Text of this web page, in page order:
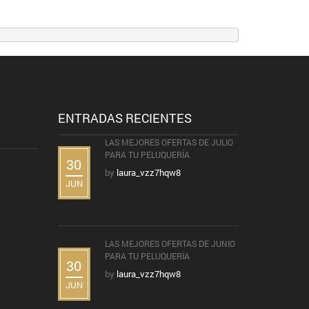
ENTRADAS RECIENTES
30
JUN
LAS MEJORES OFERTAS DE JULIO
PARA TU PELUQUERÍA
by laura_vzz7hqw8
30
JUN
LAS MEJORES OFERTAS DE JUNIO
PARA TU PELUQUERÍA
by laura_vzz7hqw8